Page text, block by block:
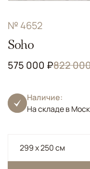
№ 4652
Soho
575 000 ₽822
Наличие:
На складе в
299 x 250 см